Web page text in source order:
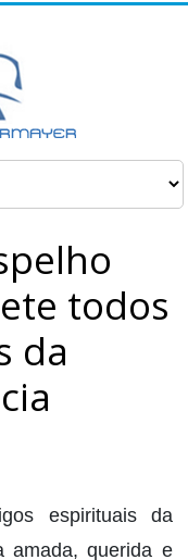
todos
da
espirituais da
amada, querida e